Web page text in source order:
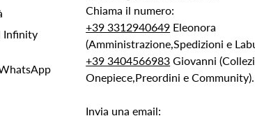
Infinity
Chiama il numero:
+39 3312940649 Eleonora
(Amministrazione,Spedizioni e
+39 3404566983 Giovanni
Onepiece,Preordini e Community).
Invia una email: